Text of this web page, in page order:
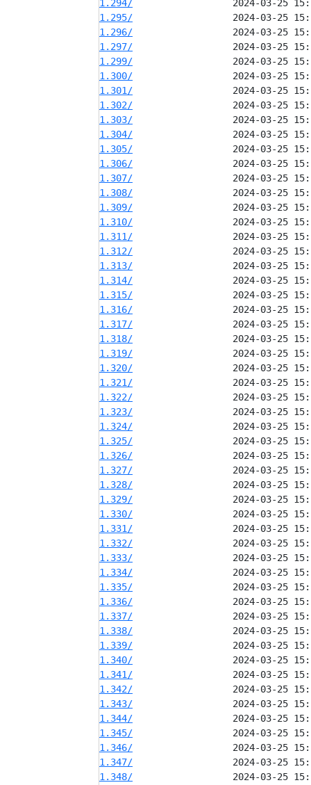
1.294/
1.295/
1.296/
1.297/
1.299/
1.300/
1.301/
1.302/
1.303/
1.304/
1.305/
1.306/
1.307/
1.308/
1.309/
1.310/
1.311/
1.312/
1.313/
1.314/
1.315/
1.316/
1.317/
1.318/
1.319/
1.320/
1.321/
1.322/
1.323/
1.324/
1.325/
1.326/
1.327/
1.328/
1.329/
1.330/
1.331/
1.332/
1.333/
1.334/
1.335/
1.336/
1.337/
1.338/
1.339/
1.340/
1.341/
1.342/
1.343/
1.344/
1.345/
1.346/
1.347/
1.348/